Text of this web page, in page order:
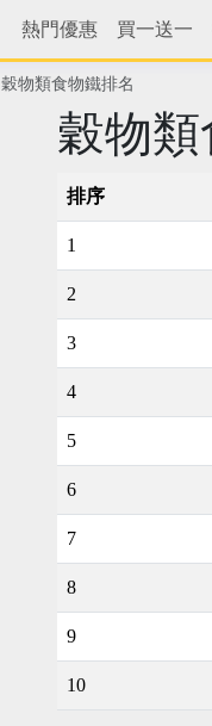
熱門優惠 買一送一
穀物類食物鐵排名
穀物類
排序
1
2
3
4
5
6
7
8
9
10